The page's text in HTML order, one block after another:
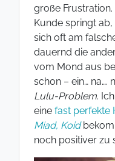
große
Kunde springt
sich oft am
dauernd die
vom Mond aus
schon – ein… na….
Lulu-Problem.
eine fast perfekte
Miad, Koid
noch positiver zu